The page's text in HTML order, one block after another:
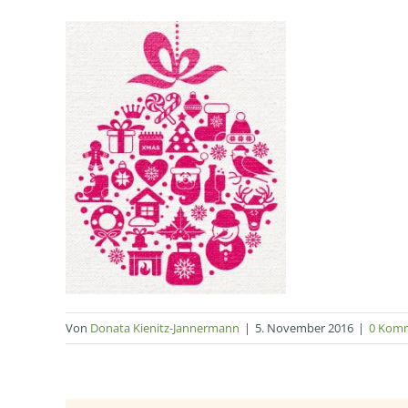
Von Donata Kienitz-Jannermann | 5. November 2016 | 0